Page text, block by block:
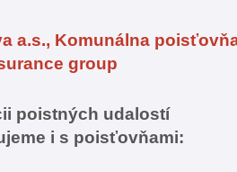
a.s., Komunálna
group
poistných udalostí
i s poisťovňami: